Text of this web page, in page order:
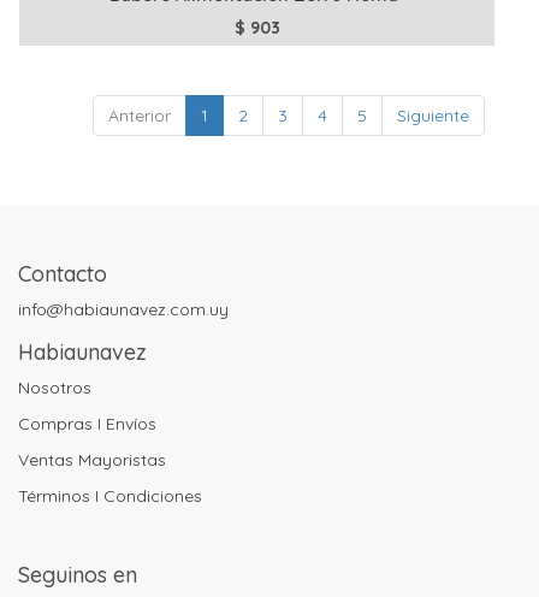
$ 903
Anterior 1 2 3 4 5 Siguiente
Contacto
info@habiaunavez.com.uy
Habiaunavez
Nosotros
Compras I Envíos
Ventas Mayoristas
Términos I Condiciones
Seguinos en